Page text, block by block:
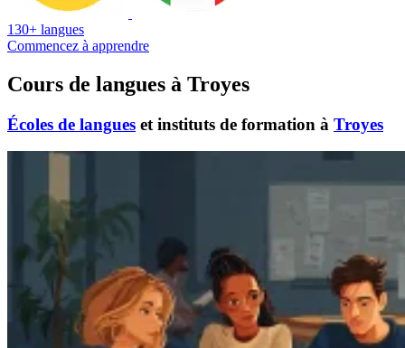
130+ langues
Commencez à apprendre
Cours de langues à Troyes
Écoles de langues et instituts de formation à Troyes